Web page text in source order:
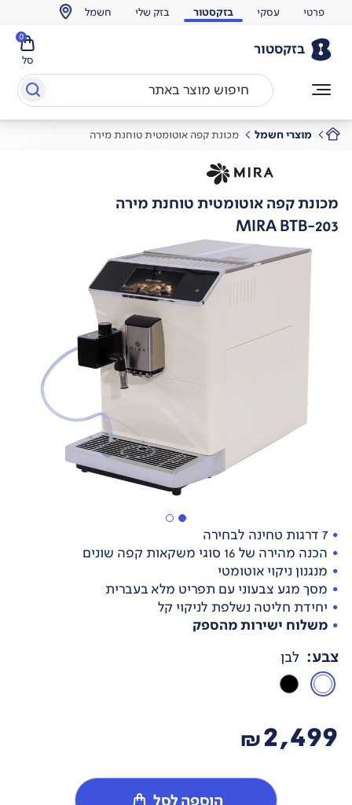
פרטי עסקי בזקסטור בזק שלי חשמל
בזקסטור
סל
0
מוצרי חשמל מכונת קפה אוטומטית טוחנת מירה
מכונת קפה אוטומטית טוחנת מירה
MIRA BTB-203
7 דרגות טחינה לבחירה
הכנה מהירה של 16 סוגי משקאות קפה שונים
מנגנון ניקוי אוטומטי
מסך מגע צבעוני עם תפריט מלא בעברית
יחידת חליטה נשלפת לניקוי קל
משלוח ישירות מהספק
צבע: לבן
2,499
₪